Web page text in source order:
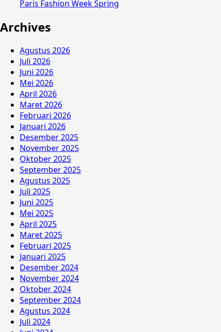
Paris Fashion Week Spring
Archives
Agustus 2026
Juli 2026
Juni 2026
Mei 2026
April 2026
Maret 2026
Februari 2026
Januari 2026
Desember 2025
November 2025
Oktober 2025
September 2025
Agustus 2025
Juli 2025
Juni 2025
Mei 2025
April 2025
Maret 2025
Februari 2025
Januari 2025
Desember 2024
November 2024
Oktober 2024
September 2024
Agustus 2024
Juli 2024